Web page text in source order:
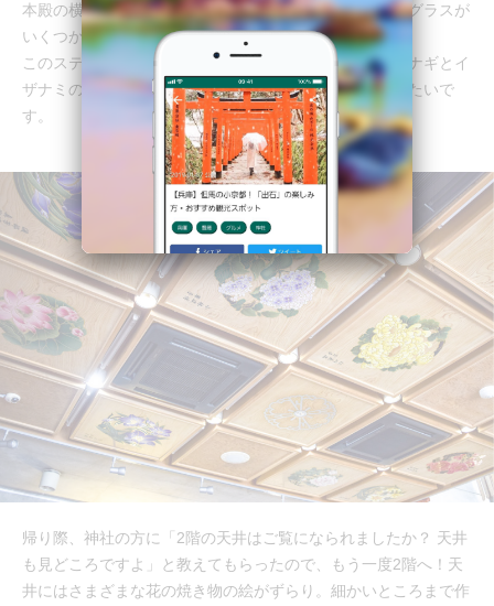
本殿の横には、キリスト教の教会にあるようなステンドグラスが
いくつか飾られています。
このステンドグラスは、日本の国土創世譚を伝えるイザナギとイ
ザナミの国生みの神話のワンシーンを切り取ったものみたいで
す。
帰り際、神社の方に「2階の天井はご覧になられましたか？ 天井
も見どころですよ」と教えてもらったので、もう一度2階へ！天
井にはさまざまな花の焼き物の絵がずらり。細かいところまで作